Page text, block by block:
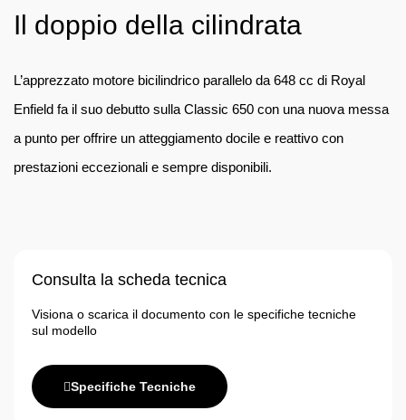
Il doppio della cilindrata
L’apprezzato motore bicilindrico parallelo da 648 cc di Royal
Enfield fa il suo debutto sulla Classic 650 con una nuova messa
a punto per offrire un atteggiamento docile e reattivo con
prestazioni eccezionali e sempre disponibili.
Consulta la scheda tecnica
Visiona o scarica il documento con le specifiche tecniche
sul modello
Specifiche Tecniche